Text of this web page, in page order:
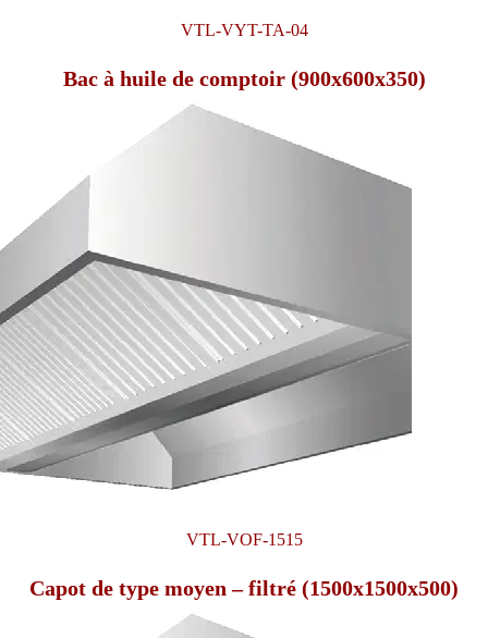
VTL-VYT-TA-04
Bac à huile de comptoir (900x600x350)
VTL-VOF-1515
Capot de type moyen – filtré (1500x1500x500)